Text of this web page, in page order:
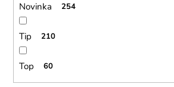
o
v
Novinka 254
Tip 210
Top 60